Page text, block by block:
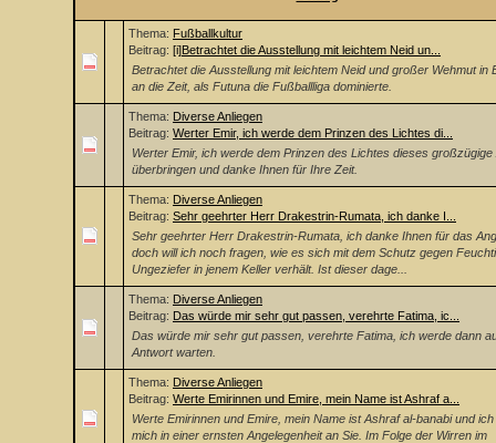
Thema: Fußballkultur
Beitrag: [i]Betrachtet die Ausstellung mit leichtem Neid un...
Betrachtet die Ausstellung mit leichtem Neid und großer Wehmut in
an die Zeit, als Futuna die Fußballliga dominierte.
Thema: Diverse Anliegen
Beitrag: Werter Emir, ich werde dem Prinzen des Lichtes di...
Werter Emir, ich werde dem Prinzen des Lichtes dieses großzügige
überbringen und danke Ihnen für Ihre Zeit.
Thema: Diverse Anliegen
Beitrag: Sehr geehrter Herr Drakestrin-Rumata, ich danke I...
Sehr geehrter Herr Drakestrin-Rumata, ich danke Ihnen für das
doch will ich noch fragen, wie es sich mit dem Schutz gegen
Ungeziefer in jenem Keller verhält. Ist dieser dage...
Thema: Diverse Anliegen
Beitrag: Das würde mir sehr gut passen, verehrte Fatima, ic...
Das würde mir sehr gut passen, verehrte Fatima, ich werde dann
Antwort warten.
Thema: Diverse Anliegen
Beitrag: Werte Emirinnen und Emire, mein Name ist Ashraf a...
Werte Emirinnen und Emire, mein Name ist Ashraf al-banabi und
mich in einer ernsten Angelegenheit an Sie. Im Folge der Wirren im